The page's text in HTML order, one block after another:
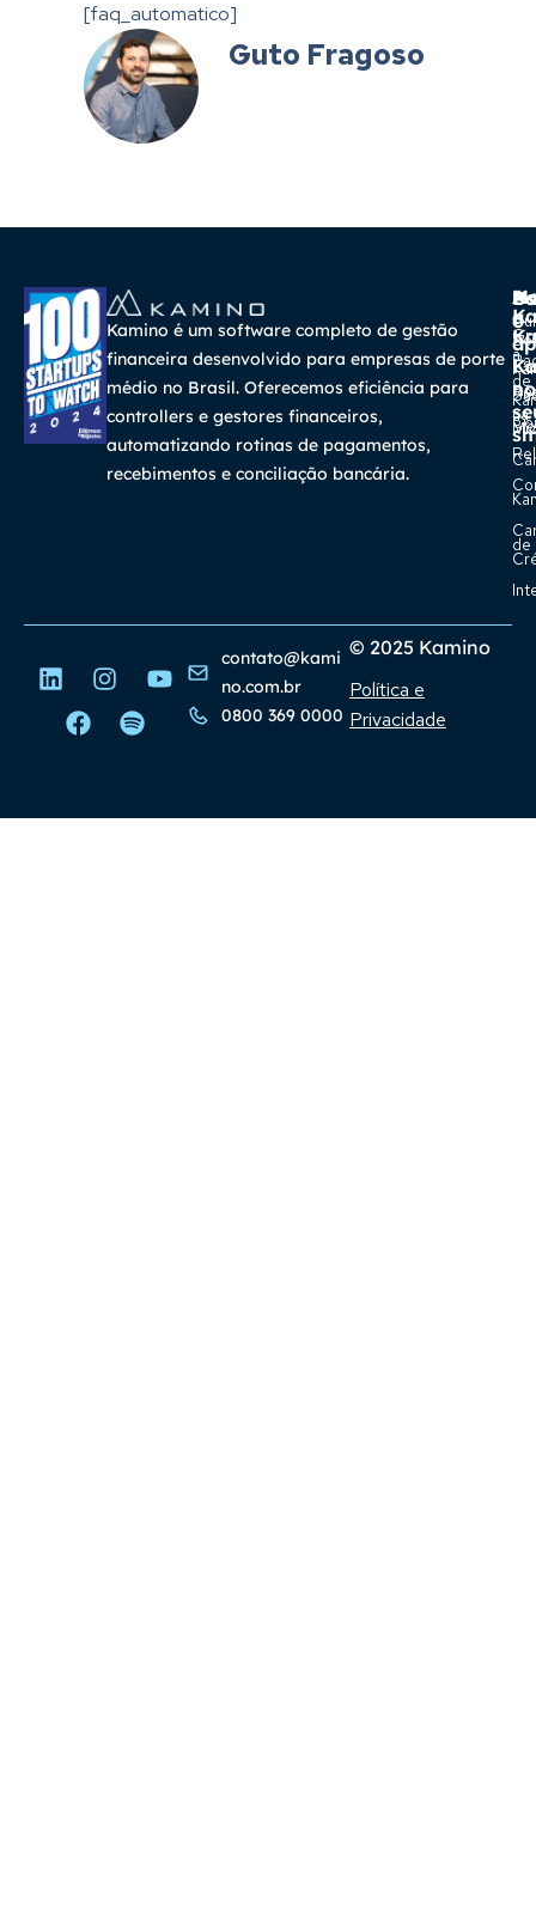
[faq_automatico]
Guto Fragoso
Kamino é um software completo de gestão
financeira desenvolvido para empresas de porte
médio no Brasil. Oferecemos eficiência para
controllers e gestores financeiros,
automatizando rotinas de pagamentos,
recebimentos e conciliação bancária.
A
a
na
a
de
de
o
no
© 2025 Kamino
Política e
Privacidade
contato@kami
no.com.br
0800 369 0000